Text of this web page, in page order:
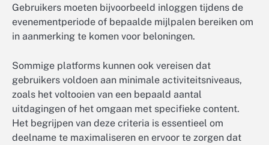
Gebruikers moeten bijvoorbeeld inloggen tijdens de
evenementperiode of bepaalde mijlpalen bereiken om
in aanmerking te komen voor beloningen.
Sommige platforms kunnen ook vereisen dat
gebruikers voldoen aan minimale activiteitsniveaus,
zoals het voltooien van een bepaald aantal
uitdagingen of het omgaan met specifieke content.
Het begrijpen van deze criteria is essentieel om
deelname te maximaliseren en ervoor te zorgen dat